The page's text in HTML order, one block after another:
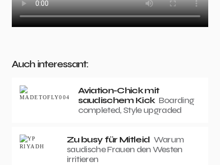
Auch interessant:
Aviation-Chick mit
saudischem Kick Boarding
completed, Style upgraded
Zu busy für Mitleid Warum
saudische Frauen den Westen
irritieren